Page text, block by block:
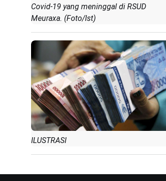
Covid-19 yang meninggal di RSUD
Meuraxa. (Foto/Ist)
ILUSTRASI